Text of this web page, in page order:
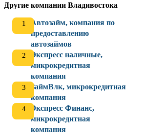
Другие компании Владивостока
Автозайм, компания по
предоставлению
автозаймов
Экспресс наличные,
микрокредитная
компания
ЗаймВлк, микрокредитная
компания
Экспресс Финанс,
микрокредитная
компания